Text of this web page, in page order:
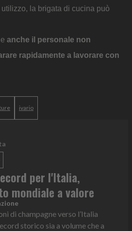
la brigata di cucina può
anche il personale non
rapidamente a lavorare con
ivario
per l'Italia,
mondiale a valore
di champagne verso l’Italia
storico sia a volume che a